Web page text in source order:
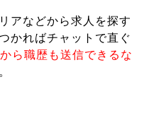
アなどから求人を探す
かればチャットで直ぐ
ら職歴も送信できるな
。